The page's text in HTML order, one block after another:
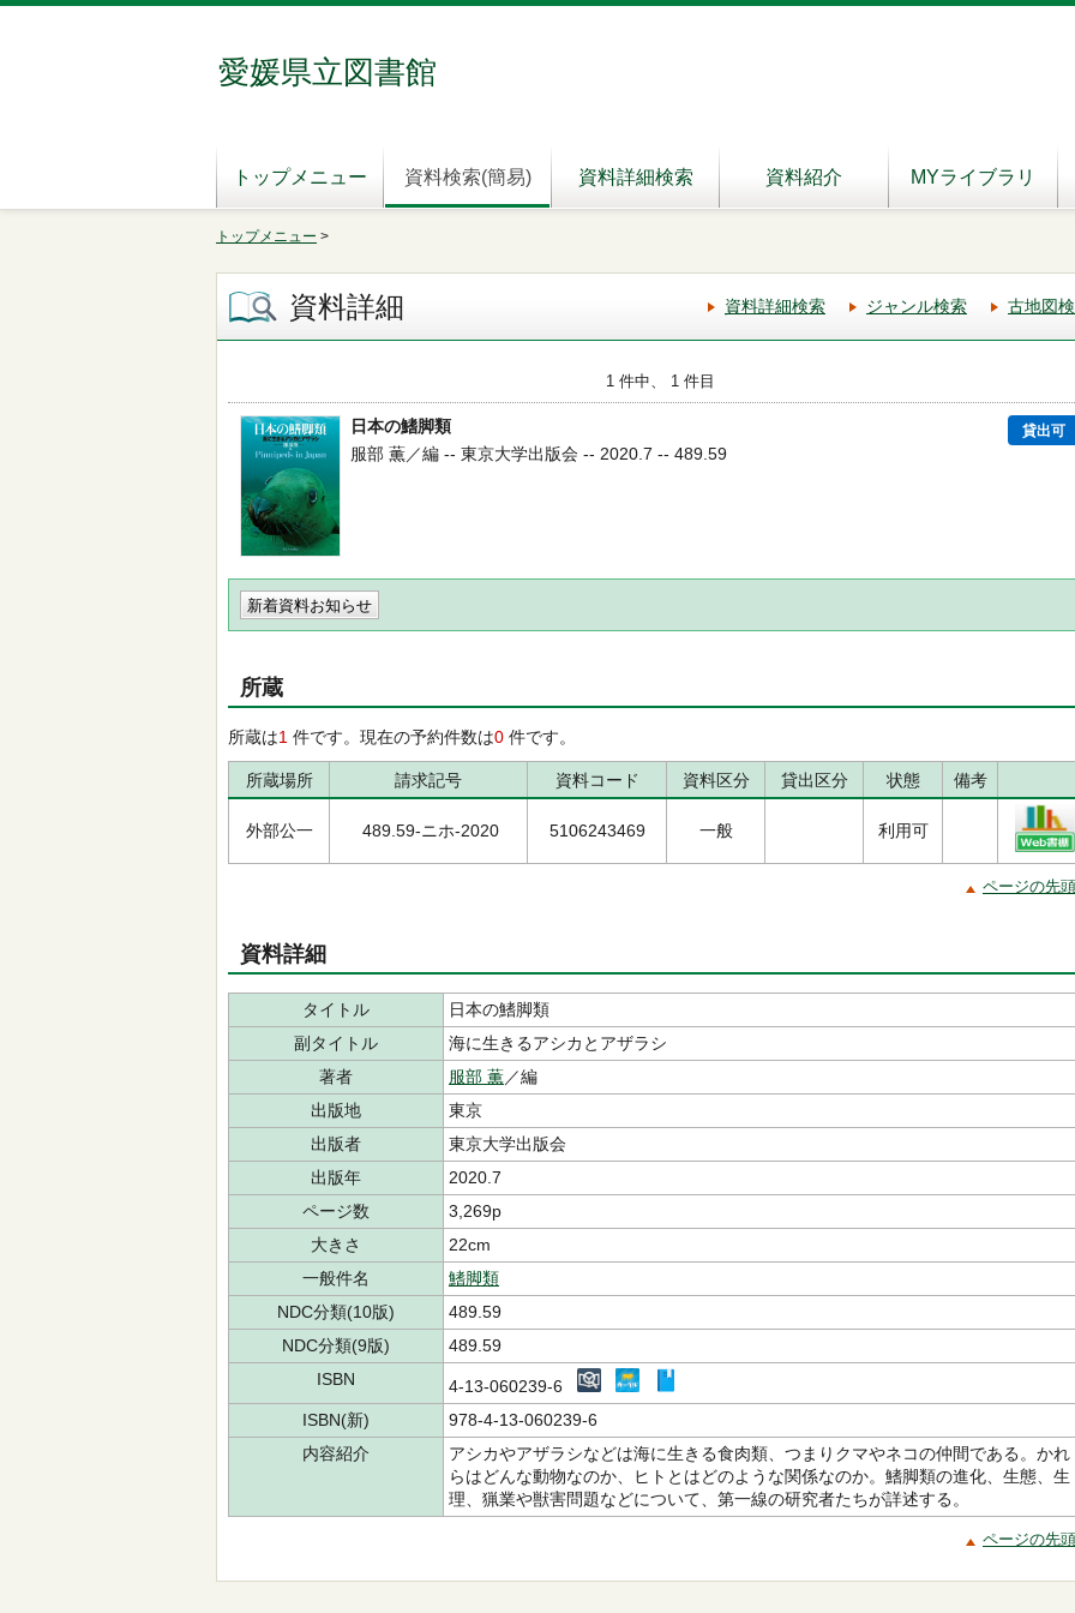
愛媛県立図書館
トップメニュー 資料検索(簡易) 資料詳細検索 資料紹介 MYライブラリ
トップメニュー >
資料詳細 資料詳細検索 ジャンル検索 古地図
1 件中、 1 件目
日本の鰭脚類 貸出可
服部 薫／編 -- 東京大学出版会 -- 2020.7 -- 489.59
新着資料お知らせ
所蔵
所蔵は1 件です。現在の予約件数は0 件です。
所蔵場所 請求記号 資料コード 資料区分 貸出区分 状態 備考
外部公一 489.59-ニホ-2020 5106243469 一般 利用可
ページの先
資料詳細
タイトル
日本の鰭脚類
副タイトル
海に生きるアシカとアザラシ
著者
服部 薫／編
出版地
東京
出版者
東京大学出版会
出版年
2020.7
ページ数
3,269p
大きさ
22cm
一般件名
鰭脚類
NDC分類(10版)
489.59
NDC分類(9版)
489.59
ISBN
4-13-060239-6
ISBN(新)
978-4-13-060239-6
内容紹介
アシカやアザラシなどは海に生きる食肉類、つまりクマやネコの仲間である。かれ
らはどんな動物なのか、ヒトとはどのような関係なのか。鰭脚類の進化、生態、生
理、猟業や獣害問題などについて、第一線の研究者たちが詳述する。
ページの先